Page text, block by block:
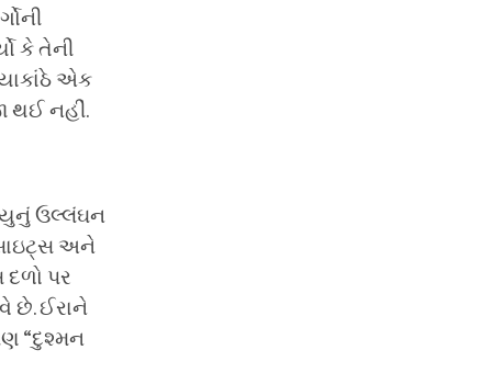
કે તેની
એક
થઈ નહીં.
ઉલ્લંઘન
અને
પર
છે. ઈરાને
“દુશ્મન